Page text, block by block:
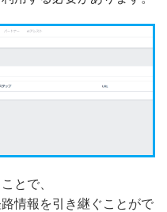
とで、
情報を引き継ぐことがで